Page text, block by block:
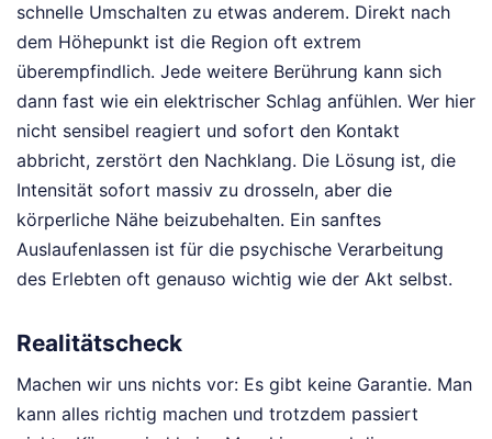
schnelle Umschalten zu etwas anderem. Direkt nach
dem Höhepunkt ist die Region oft extrem
überempfindlich. Jede weitere Berührung kann sich
dann fast wie ein elektrischer Schlag anfühlen. Wer hier
nicht sensibel reagiert und sofort den Kontakt
abbricht, zerstört den Nachklang. Die Lösung ist, die
Intensität sofort massiv zu drosseln, aber die
körperliche Nähe beizubehalten. Ein sanftes
Auslaufenlassen ist für die psychische Verarbeitung
des Erlebten oft genauso wichtig wie der Akt selbst.
Realitätscheck
Machen wir uns nichts vor: Es gibt keine Garantie. Man
kann alles richtig machen und trotzdem passiert